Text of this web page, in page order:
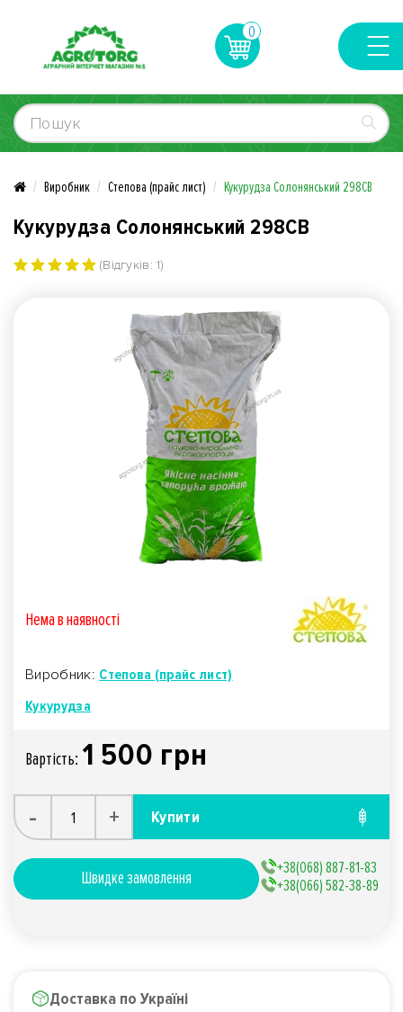
0
Виробник Степова (прайс лист) Кукурудза Солонянський 298СВ
Кукурудза Солонянський 298СВ
(Відгуків: 1)
Нема в наявностi
Виробник: Степова (прайс лист)
Кукурудза
Вартiсть: 1 500 грн
- + Купити
Швидке замовлення
+38(068) 887-81-83
+38(066) 582-38-89
Доставка по Україні